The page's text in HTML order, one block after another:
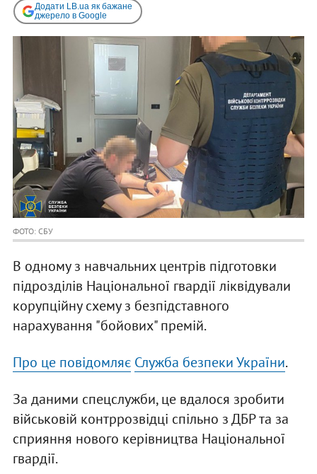
Додати LB.ua як бажане
джерело в Google
ФОТО: СБУ
В одному з навчальних центрів підготовки
підрозділів Національної гвардії ліквідували
корупційну схему з безпідставного
нарахування "бойових" премій.
Про це повідомляє Служба безпеки України.
За даними спецслужби, це вдалося зробити
військовій контррозвідці спільно з ДБР та за
сприяння нового керівництва Національної
гвардії.